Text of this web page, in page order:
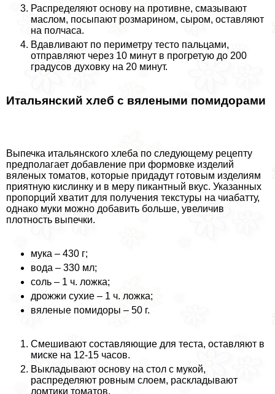
Распределяют основу на противне, смазывают
маслом, посыпают розмарином, сыром, оставляют
на полчаса.
Вдавливают по периметру тесто пальцами,
отправляют через 10 минут в прогретую до 200
градусов духовку на 20 минут.
Итальянский хлеб с вялеными помидорами
Выпечка итальянского хлеба по следующему рецепту
предполагает добавление при формовке изделий
вяленых томатов, которые придадут готовым изделиям
приятную кислинку и в меру пикантный вкус. Указанных
пропорций хватит для получения текстуры на чиабатту,
однако муки можно добавить больше, увеличив
плотность выпечки.
мука – 430 г;
вода – 330 мл;
соль – 1 ч. ложка;
дрожжи сухие – 1 ч. ложка;
вяленые помидоры – 50 г.
Смешивают составляющие для теста, оставляют в
миске на 12-15 часов.
Выкладывают основу на стол с мукой,
распределяют ровным слоем, раскладывают
ломтики томатов.